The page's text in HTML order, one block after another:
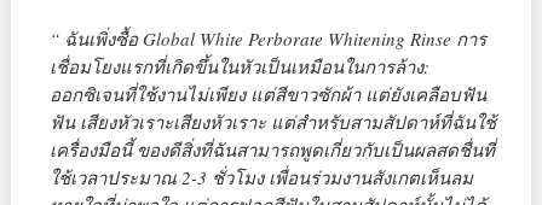
“ ฉันเพิ่งซื้อ Global White Perborate Whitening Rinse การ
เชื่อมโยงแรกที่เกิดขึ้นในหัวเป็นเหมือนในการล้าง:
ออกซิเจนที่ใช้งานไม่เพียง แต่สีขาวซักผ้า แต่ยังเคลือบฟัน
ฟัน เสียงหัวเราะเสียงหัวเราะ แต่สำหรับสามสัปดาห์ที่ฉันใช้
เครื่องมือนี้ ของดีสิ่งที่ฉันสามารถพูดเกี่ยวกับเป็นผลสดชื่นที่
ใช้เวลาประมาณ 2-3 ชั่วโมง เพื่อนร่วมงานสังเกตเห็นลม